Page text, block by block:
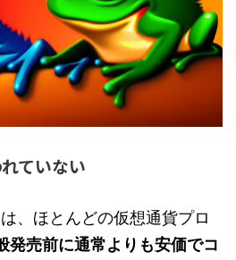
ていない
、ほとんどの仮想通貨プロ
発売前に通常よりも安価でコ